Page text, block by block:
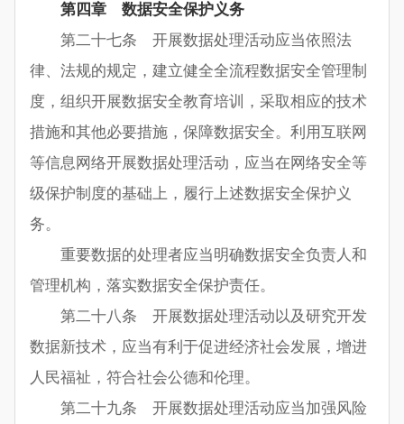
第四章 数据安全保护义务
第二十七条 开展数据处理活动应当依照法
律、法规的规定，建立健全全流程数据安全管理制
度，组织开展数据安全教育培训，采取相应的技术
措施和其他必要措施，保障数据安全。利用互联网
等信息网络开展数据处理活动，应当在网络安全等
级保护制度的基础上，履行上述数据安全保护义
务。
重要数据的处理者应当明确数据安全负责人和
管理机构，落实数据安全保护责任。
第二十八条 开展数据处理活动以及研究开发
数据新技术，应当有利于促进经济社会发展，增进
人民福祉，符合社会公德和伦理。
第二十九条 开展数据处理活动应当加强风险